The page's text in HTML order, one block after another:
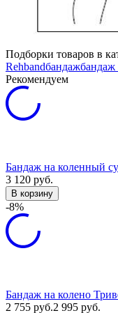
Подборки товаров в
Rehbandбандажбандаж
Рекомендуем
Бандаж на коленный
3 120 руб.
В корзину
-8%
Бандаж на колено
2 755 руб.2 995 руб.